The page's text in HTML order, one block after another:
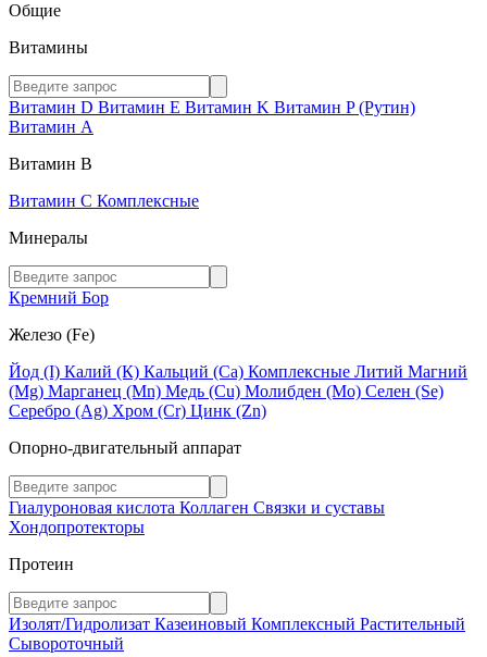
Общие
Витамины
Витамин D Витамин E Витамин K Витамин P (Рутин)
Витамин А
Витамин В
Витамин C Комплексные
Минералы
Кремний Бор
Железо (Fe)
Йод (I) Калий (К) Кальций (Са) Комплексные Литий Магний
(Mg) Марганец (Mn) Медь (Сu) Молибден (Мо) Селен (Se)
Серебро (Ag) Хром (Cr) Цинк (Zn)
Опорно-двигательный аппарат
Гиалуроновая кислота Коллаген Связки и суставы
Хондопротекторы
Протеин
Изолят/Гидролизат Казеиновый Комплексный Растительный
Сывороточный